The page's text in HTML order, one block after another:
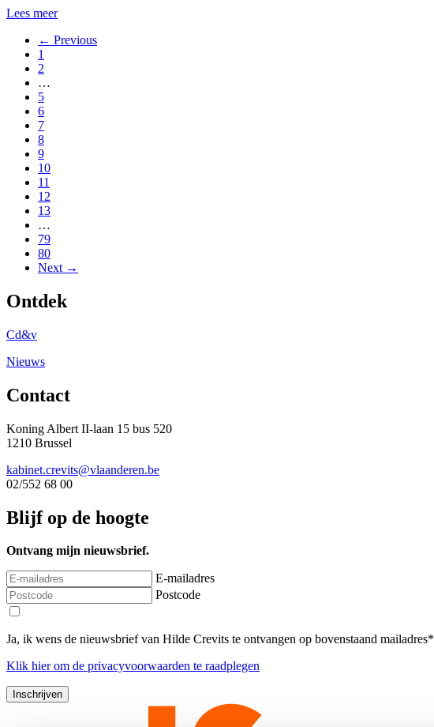
Lees meer
← Previous
1
2
…
5
6
7
8
9
10
11
12
13
…
79
80
Next →
Ontdek
Cd&v
Nieuws
Contact
Koning Albert II-laan 15 bus 520
1210 Brussel
kabinet.crevits@vlaanderen.be
02/552 68 00
Blijf op de hoogte
Ontvang mijn nieuwsbrief.
E-mailadres
Postcode
Ja, ik wens de nieuwsbrief van Hilde Crevits te ontvangen op bovenstaand mailadres*
Klik hierom de privacyvoorwaarden te raadplegen